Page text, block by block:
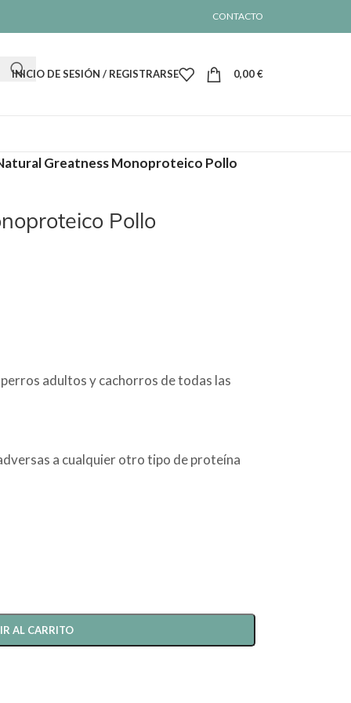
CONTACTO
INICIO DE SESIÓN / REGISTRARSE 0,00€
Greatness Monoproteico Pollo
Pollo
adultos y cachorros de todas las
a cualquier otro tipo de proteína
AL CARRITO